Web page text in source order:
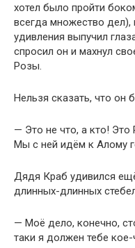
хотел было пройти
всегда множество дел),
удивления выпучил
спросил он и махнул
Розы.
Нельзя сказать, что он
— Это не что, а кто!
Мы с ней идём к Алому
Дядя Краб удивился
длинных-длинных
— Моё дело, конечно,
таки я должен тебе